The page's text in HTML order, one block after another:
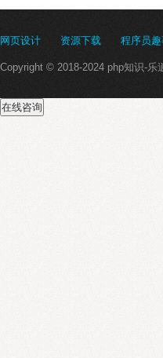
网页设计 资源下载 程序员
Copyright © 2018-2024 php知识-